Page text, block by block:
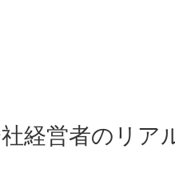
経営者のリア